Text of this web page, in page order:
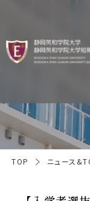
TOP ニュース